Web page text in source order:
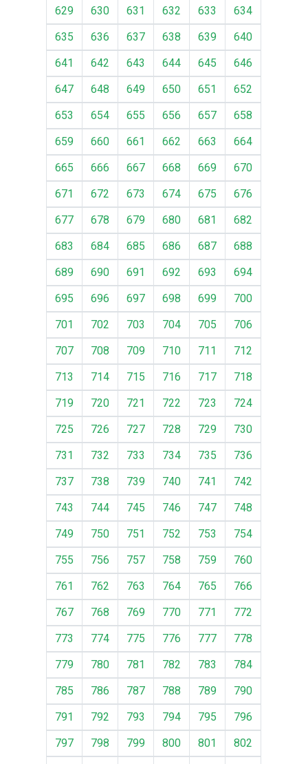
629
630 631 632 633
634
635
636 637 638 639
640
641
642 643 644 645
646
647
648 649 650 651
652
653
654 655 656 657
658
659
660 661 662 663
664
665
666 667 668 669
670
671
672 673 674 675
676
677
678 679 680 681
682
683
684 685 686 687
688
689
690 691 692 693
694
695
696 697 698 699
700
701
702 703 704 705
706
707
708 709 710 711
712
713
714 715 716 717
718
719
720 721 722 723
724
725
726 727 728 729
730
731
732 733 734 735
736
737
738 739 740 741
742
743
744 745 746 747
748
749
750 751 752 753
754
755
756 757 758 759
760
761
762 763 764 765
766
767
768 769 770 771
772
773
774 775 776 777
778
779
780 781 782 783
784
785
786 787 788 789
790
791
792 793 794 795
796
797
798 799 800 801
802